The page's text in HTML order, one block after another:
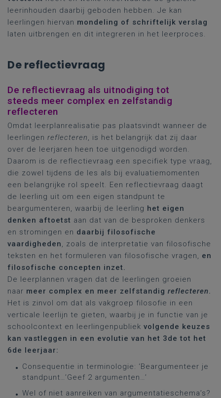
leerinhouden daarbij geboden hebben. Je kan
leerlingen hiervan mondeling of schriftelijk verslag
laten uitbrengen en dit integreren in het leerproces.
De reflectievraag
De reflectievraag als uitnodiging tot
steeds meer complex en zelfstandig
reflecteren
Omdat leerplanrealisatie pas plaatsvindt wanneer de
leerlingen reflecteren, is het belangrijk dat zij daar
over de leerjaren heen toe uitgenodigd worden.
Daarom is de reflectievraag een specifiek type vraag,
die zowel tijdens de les als bij evaluatiemomenten
een belangrijke rol speelt. Een reflectievraag daagt
de leerling uit om een eigen standpunt te
beargumenteren, waarbij de leerling het eigen
denken aftoetst aan dat van de besproken denkers
en stromingen en daarbij filosofische
vaardigheden, zoals de interpretatie van filosofische
teksten en het formuleren van filosofische vragen, en
filosofische concepten inzet.
De leerplannen vragen dat de leerlingen groeien
naar meer complex en meer zelfstandig reflecteren.
Het is zinvol om dat als vakgroep filosofie in een
verticale leerlijn te gieten, waarbij je in functie van je
schoolcontext en leerlingenpubliek volgende keuzes
kan vastleggen in een evolutie van het 3de tot het
6de leerjaar:
Consequentie in terminologie: ‘Beargumenteer je
standpunt…’Geef 2 argumenten…’
Wel of niet aanreiken van argumentatieschema’s?